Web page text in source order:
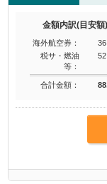
金額内訳(目安額)
海外航空券：
税サ・燃油
等：
合計金額：